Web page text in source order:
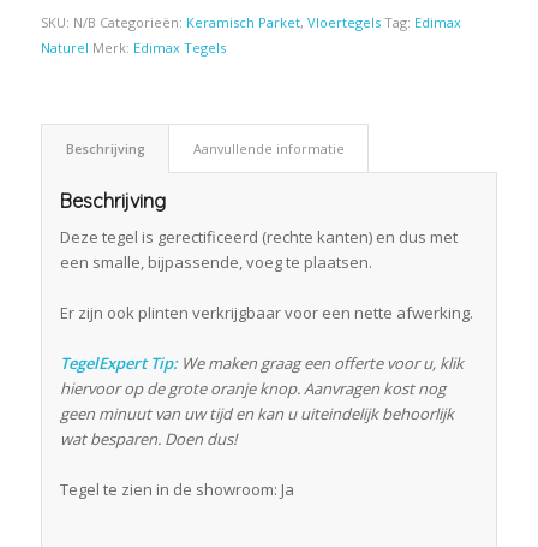
SKU: N/B Categorieën: Keramisch Parket, Vloertegels Tag: Edimax
Naturel Merk: Edimax Tegels
Beschrijving Aanvullende informatie
Beschrijving
Deze tegel is gerectificeerd (rechte kanten) en dus met
een smalle, bijpassende, voeg te plaatsen.
Er zijn ook plinten verkrijgbaar voor een nette afwerking.
TegelExpert Tip:We maken graag een offerte voor u, klik
hiervoor op de grote oranje knop. Aanvragen kost nog
geen minuut van uw tijd en kan u uiteindelijk behoorlijk
wat besparen. Doen dus!
Tegel te zien in de showroom: Ja